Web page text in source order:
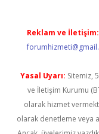
Reklam ve İletişim:
Yasal Uyarı: Sitemiz,
ve İletişim Kurumu
olarak hizmet
olarak denetleme veya